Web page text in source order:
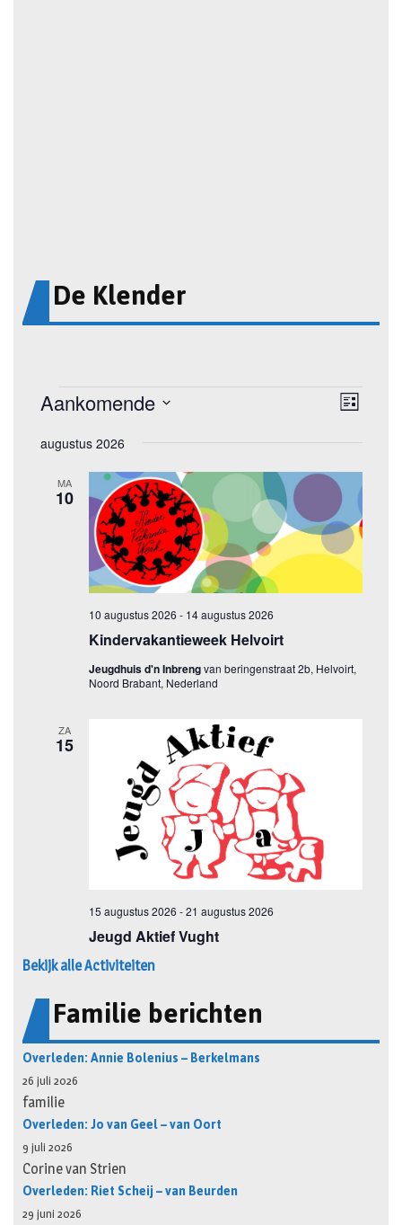
De Klender
Bekijk alle Activiteiten
Familie berichten
Overleden: Annie Bolenius – Berkelmans
26 juli 2026
familie
Overleden: Jo van Geel – van Oort
9 juli 2026
Corine van Strien
Overleden: Riet Scheij – van Beurden
29 juni 2026